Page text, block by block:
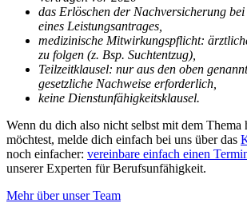
das Erlöschen der Nachversicherung
eines Leistungsantrages,
medizinische Mitwirkungspflicht:
zu folgen (z. Bsp. Suchtentzug),
Teilzeitklausel: nur aus den oben
gesetzliche Nachweise erforderlich,
keine Dienstunfähigkeitsklausel.
Wenn du dich also nicht selbst mit dem Thema
möchtest, melde dich einfach bei uns über das
noch einfacher: vereinbare einfach einen
unserer Experten für Berufsunfähigkeit.
Mehr über unser Team